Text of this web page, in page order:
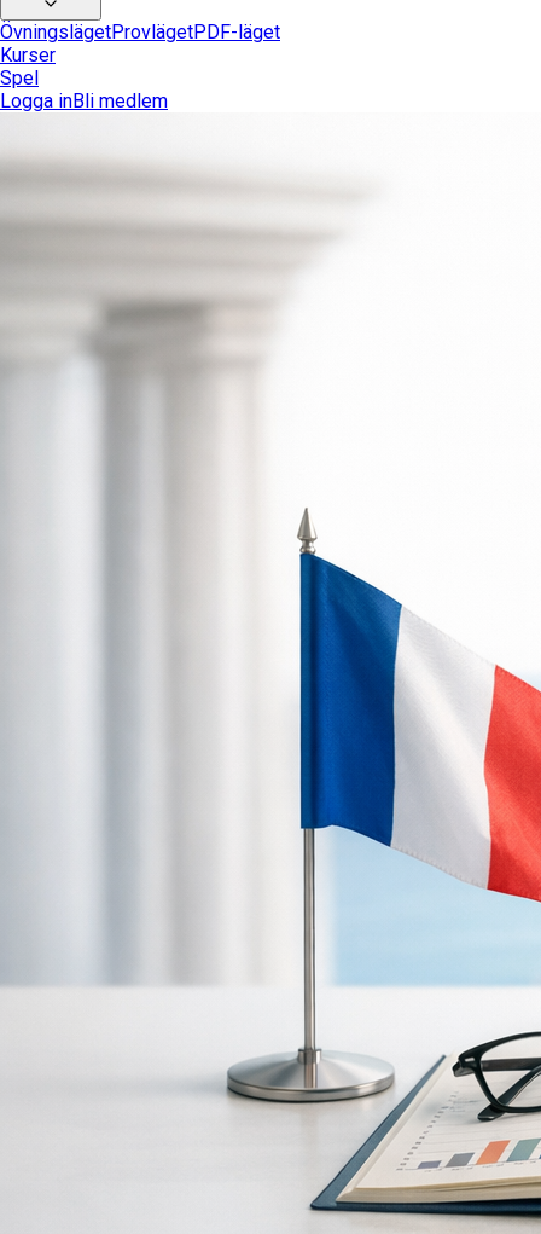
ÖvningslägetProvlägetPDF-läget
Kurser
Spel
Logga inBli medlem